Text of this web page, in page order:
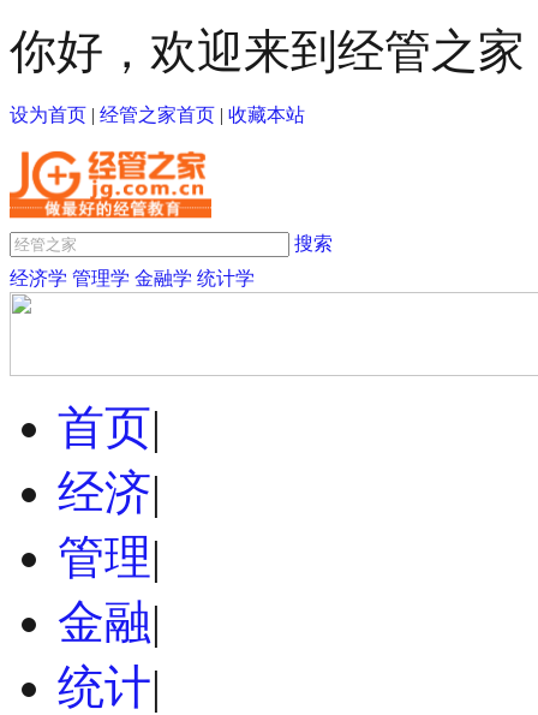
你好，欢迎来到经管之家
设为首页 | 经管之家首页 | 收藏本站
搜索
经济学 管理学 金融学 统计学
首页|
经济|
管理|
金融|
统计|